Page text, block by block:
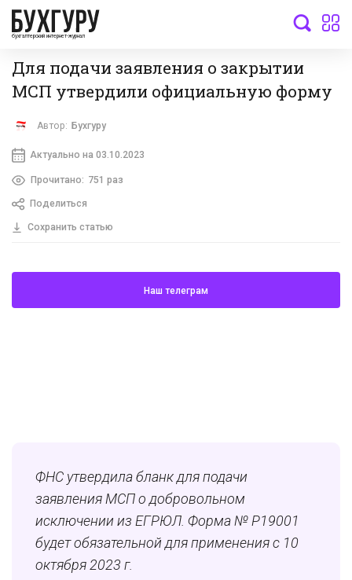
бухгалтерский интернет-журнал
Для подачи заявления о закрытии
МСП утвердили официальную форму
Автор: Бухгуру
Актуально на 03.10.2023
Прочитано: 751 раз
Поделиться
Сохранить статью
Наш телеграм
ФНС утвердила бланк для подачи
заявления МСП о добровольном
исключении из ЕГРЮЛ. Форма № Р19001
будет обязательной для применения с 10
октября 2023 г.